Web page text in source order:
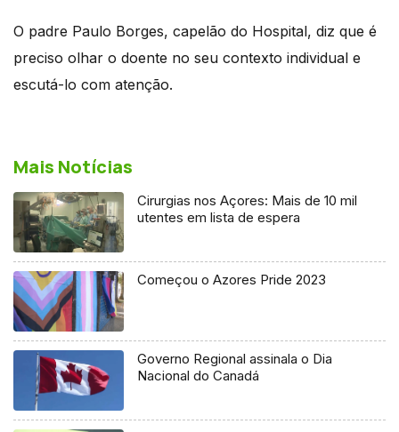
O padre Paulo Borges, capelão do Hospital, diz que é
preciso olhar o doente no seu contexto individual e
escutá-lo com atenção.
Mais Notícias
Cirurgias nos Açores: Mais de 10 mil
utentes em lista de espera
Começou o Azores Pride 2023
Governo Regional assinala o Dia
Nacional do Canadá